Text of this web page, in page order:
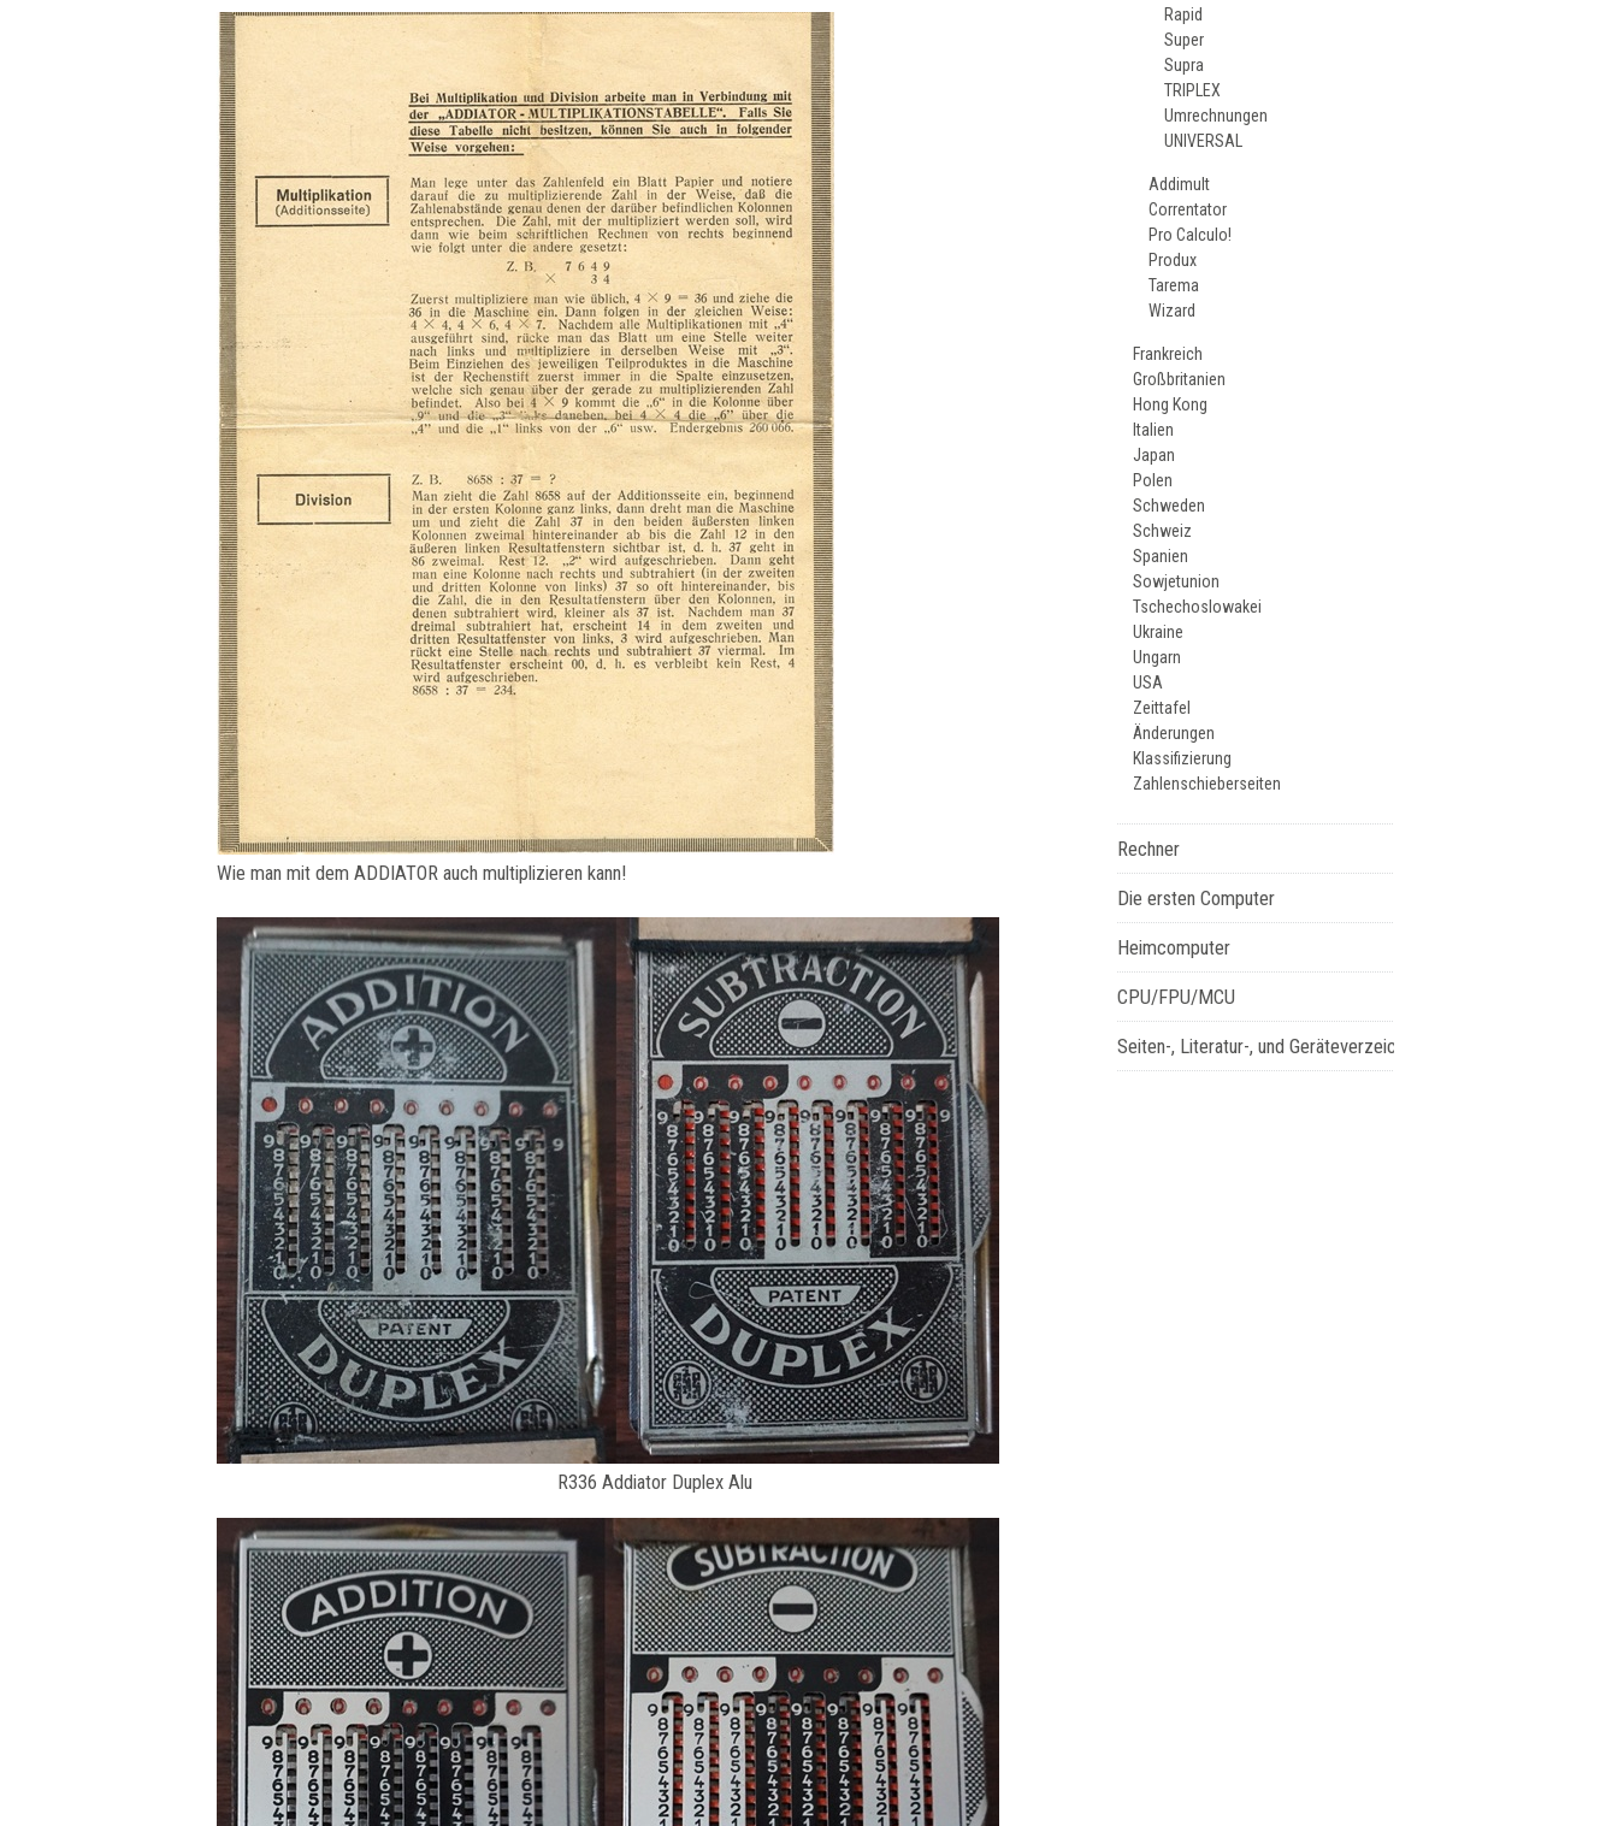
Wie man mit dem ADDIATOR auch multiplizieren kann!
R336 Addiator Duplex Alu
Rapid
Super
Supra
TRIPLEX
Umrechnungen
UNIVERSAL
Addimult
Correntator
Pro Calculo!
Produx
Tarema
Wizard
Frankreich
Großbritanien
Hong Kong
Italien
Japan
Polen
Schweden
Schweiz
Spanien
Sowjetunion
Tschechoslowakei
Ukraine
Ungarn
USA
Zeittafel
Änderungen
Klassifizierung
Zahlenschieberseiten
Rechner
Die ersten Computer
Heimcomputer
CPU/FPU/MCU
Seiten-, Literatur-, und Geräteverzeichnis